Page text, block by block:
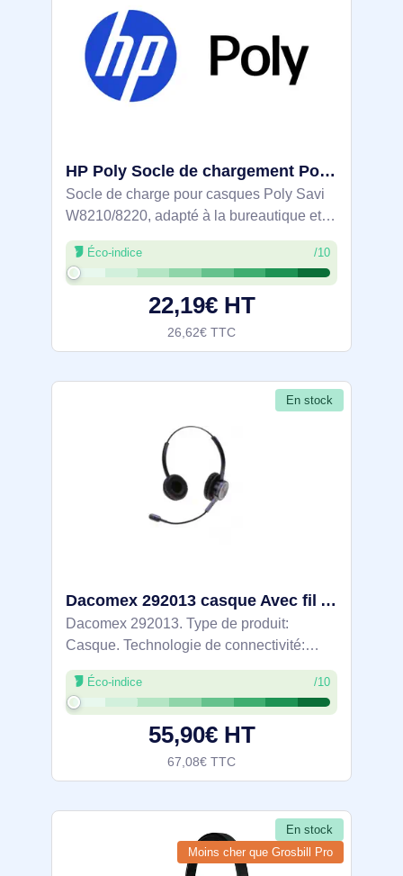
HP Poly Socle de chargement Poly Savi W8210/8220 - 85R65AA
Socle de charge pour casques Poly Savi
W8210/8220, adapté à la bureautique et à
la visio. Conçu pour maintenir le casque
prêt à l'emploi grâce à une recharge
efficace, limitant les temps d'arrêt.
Éco-indice /10
22,19€ HT
26,62€ TTC
En stock
Dacomex 292013 casque Avec fil Arceau Bureau/Centre d'appels Noir - DAC-292013
Dacomex 292013. Type de produit:
Casque. Technologie de connectivité:
Avec fil. Utilisation recommandée:
Bureau/Centre d'appels, Longueur de
câble: 0,9 m, Couleur du produit: Noir
Éco-indice /10
55,90€ HT
67,08€ TTC
En stock
Moins cher que Grosbill Pro